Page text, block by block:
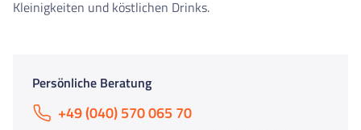
Kleinigkeiten und köstlichen Drinks.
Persönliche Beratung
+49 (040) 570 065 70